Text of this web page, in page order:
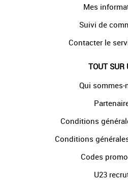
Mes
Suivi de
Contacter le
TOUT SUR
Qui sommes-
Conditions
Conditions
Codes
U23